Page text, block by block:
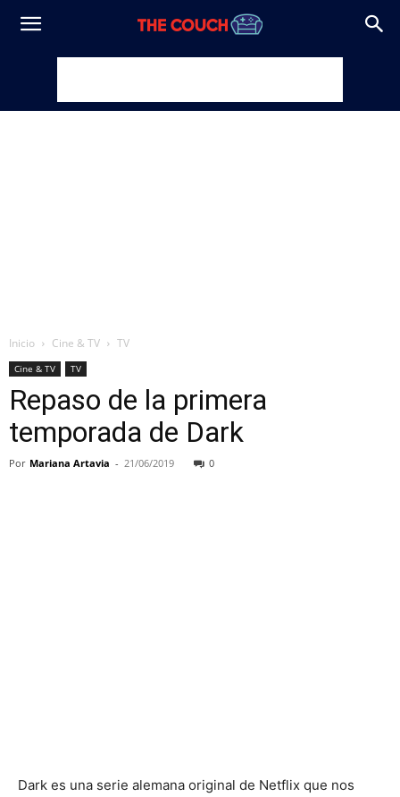
Inicio Cine & TV TV
Cine & TV TV
Repaso de la primera
temporada de Dark
Por Mariana Artavia - 21/06/2019 0
Dark es una serie alemana original de Netflix que nos